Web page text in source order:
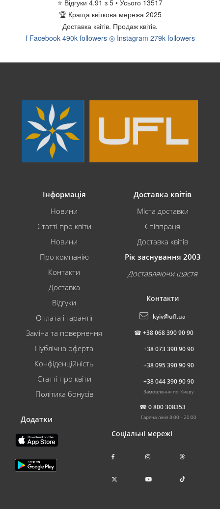
⭐ Відгуки 4.91 з 5 • Усього 13517
🏆 Краща квіткова мережа 2025
Доставка квітів. Продаж квітів.
f Facebook 490k followers ◎ Instagram 279k followers
Інформація
Новини
Статті про квіти
Новини
Про компанію
Контакти
Доставка
Відгуки
Оплата і гарантії
Заміна та повернення
Публічна оферта
Конфіденційність
Статті про квіти
Політика бонусів
Додатки
Доставка квітів
Міста доставки
Співпраця
Доставка квітів
Рік заснування 2003
Доставляючи щастя
Контакти
kyiv@ufl.ua
☎ +38 068 390 90 90
+38 073 390 90 90
+38 095 390 90 90
+38 044 390 90 90
Замовлення по Києву
☎ 0 800 308353
Гаряча лінія 8:00 - 20:00
Соціальні мережі